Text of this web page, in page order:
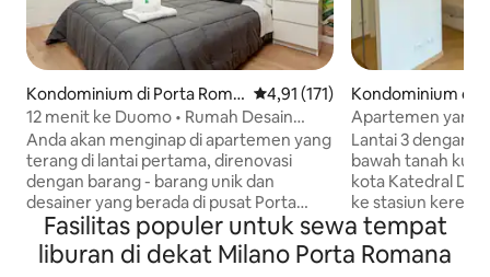
Kondominium di Porta Roma
na
Nilai rata-rata 4,91 dari 5, 171
4,91 (171)
12 menit ke Duomo • Rumah Desain
dekat Bocconi e Prada
Anda akan menginap di apartemen yang
terang di lantai pertama, direnovasi
dengan barang - barang unik dan
desainer yang berada di pusat Porta
Romana, salah satu lingkungan tinggal
yang paling dicintai dan ikonik di Milan.
Apartemen ini berlokasi di halaman yang
Kondominium di
Apartemen yang
bawah tanah wi-
mandiri
Lantai 3 dengan
bawah tanah kuning -6 halte ke
kota Katedral Duomo
ke stasiun kereta api
stasiun kereta api
bus malam
Supermarket di
Fasilitas populer untuk sewa tempat
liburan di dekat Milano Porta Romana